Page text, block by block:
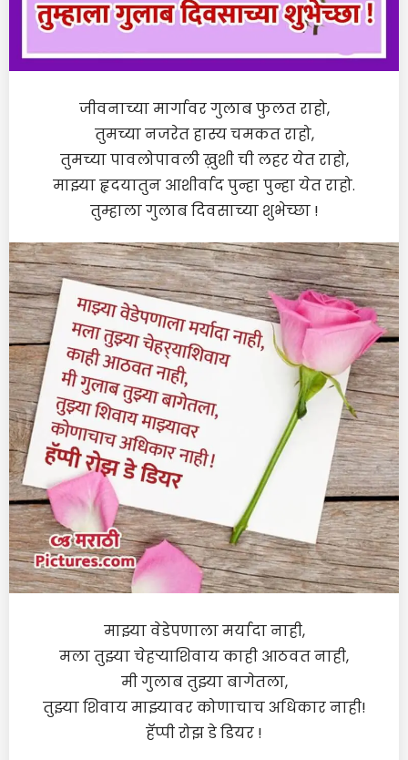
जीवनाच्या मार्गावर गुलाब फुलत राहो,
तुमच्या नजरेत हास्य चमकत राहो,
तुमच्या पावलोपावली ख़ुशी ची लहर येत राहो,
माझ्या हृदयातुन आशीर्वाद पुन्हा पुन्हा येत राहो.
तुम्हाला गुलाब दिवसाच्या शुभेच्छा !
माझ्या वेडेपणाला मर्यादा नाही,
मला तुझ्या चेहर्‍याशिवाय काही आठवत नाही,
मी गुलाब तुझ्या बागेतला,
तुझ्या शिवाय माझ्यावर कोणाचाच अधिकार नाही!
हॅप्पी रोझ डे डियर !